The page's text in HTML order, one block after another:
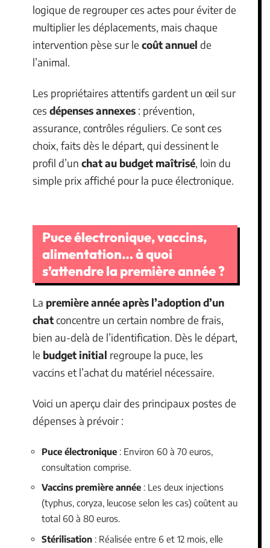
logique de regrouper ces actes pour éviter de
multiplier les déplacements, mais chaque
intervention pèse sur le coût annuel de
l’animal.
Les propriétaires attentifs gardent un œil sur
ces dépenses annexes : prévention,
assurance, contrôles réguliers. Ce sont ces
choix, faits dès le départ, qui dessinent le
profil d’un chat au budget maîtrisé, loin du
simple prix affiché pour la puce électronique.
Puce électronique, vaccins,
alimentation… à quoi
s’attendre la première année ?
La première année après l’adoption d’un
chatconcentre un certain nombre de frais,
bien au-delà de l’identification. Dès le départ,
le budget initial regroupe la puce, les
vaccins et l’achat du matériel nécessaire.
Voici un aperçu clair des principaux postes de
dépenses à prévoir :
Puce électronique : Environ 60 à 70 euros,
consultation comprise.
Vaccins première année : Les deux injections
(typhus, coryza, leucose selon les cas) coûtent au
total 60 à 80 euros.
Stérilisation : Réalisée entre 6 et 12 mois, elle